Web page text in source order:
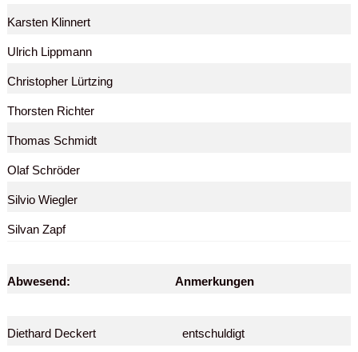
Karsten Klinnert
Ulrich Lippmann
Christopher Lürtzing
Thorsten Richter
Thomas Schmidt
Olaf Schröder
Silvio Wiegler
Silvan Zapf
Abwesend: Anmerkungen
Diethard Deckert entschuldigt